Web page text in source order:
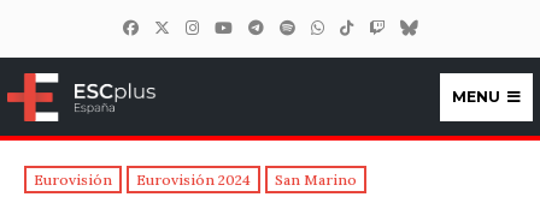
ESCplus España
MENU
Eurovisión Eurovisión 2024 San Marino